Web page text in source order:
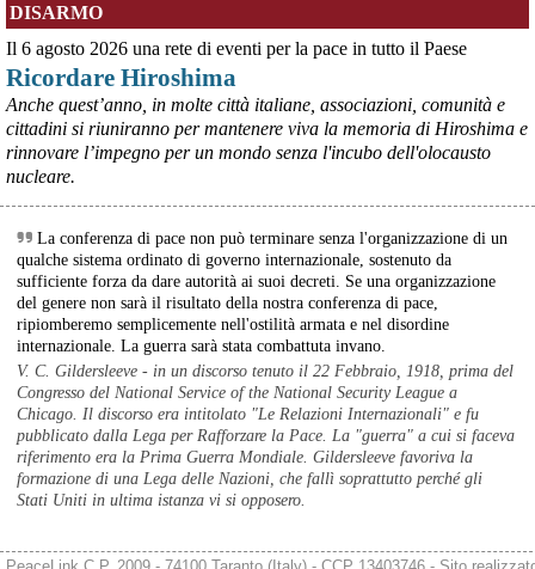
Ultimi cento milioni di euro per l’ex Ilva, poi non saranno più
possibili nuovi aiuti di Stato. Lo ha confermato il ministro Adolfo
Urso durante l’incontro al Mimit con le imprese dell’indotto: la
tranche conclusiva del prestito autorizzato dall’Unione europea
dovrà essere erogata entro il 9 agosto e restituita dal futuro
acquirente.
Fonte: Studio100
#ILVA #UE
@peacelink - 6/8/2026 21:08
Il governatore di Puglia Decaro esce dal vertice al Mimit più
preoccupato di come era entrato, lamentando l’assenza di certezze
sulla procedura di gara e ribadendo la necessità di un ruolo diretto
dello Stato.
Anche il sindaco di Taranto, Bitetti, chiede un piano industriale
chiaro, garanzie sulla salute e strumenti di tutela per i lavoratori
dell’area a freddo. La Provincia parla di un tavolo “senza decisioni”.
Fonte: Cronache Tarantine
#ILVA
@peacelink - 6/8/2026 21:08
cronachetarantine.it/index.php
Il ministro ha ribadito che il Governo applicherà la sentenza, ma
agirà per evitare quella che i sindacati definiscono una “bomba
continuità produttiva degli stabilimenti a valle.
DISARMO
Il 6 agosto 2026 una rete di eventi per la pace in tutto il Paese
Ricordare Hiroshima
Anche quest’anno, in molte città italiane, associazioni, comunità e
cittadini si riuniranno per mantenere viva la memoria di Hiroshima e
rinnovare l’impegno per un mondo senza l'incubo dell'olocausto
nucleare.
La conferenza di pace non può terminare senza l'organizzazione di un
qualche sistema ordinato di governo internazionale, sostenuto da
sufficiente forza da dare autorità ai suoi decreti. Se una organizzazione
del genere non sarà il risultato della nostra conferenza di pace,
ripiomberemo semplicemente nell'ostilità armata e nel disordine
internazionale. La guerra sarà stata combattuta invano.
V. C. Gildersleeve - in un discorso tenuto il 22 Febbraio, 1918, prima del
Congresso del National Service of the National Security League a
Chicago. Il discorso era intitolato "Le Relazioni Internazionali" e fu
pubblicato dalla Lega per Rafforzare la Pace. La "guerra" a cui si faceva
riferimento era la Prima Guerra Mondiale. Gildersleeve favoriva la
formazione di una Lega delle Nazioni, che fallì soprattutto perché gli
Stati Uniti in ultima istanza vi si opposero.
PeaceLink C.P. 2009 - 74100 Taranto (Italy) - CCP 13403746 - Sito